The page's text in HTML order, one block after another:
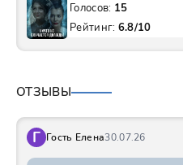
Голосов: 15
Рейтинг: 6.8/10
ОТЗЫВЫ
Г Гость Елена30.07.26